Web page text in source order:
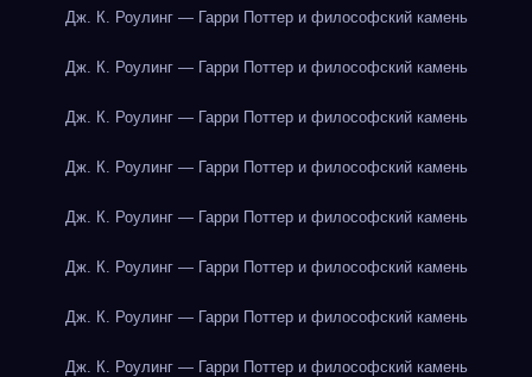
Дж. К. Роулинг — Гарри Поттер и философский камень
Дж. К. Роулинг — Гарри Поттер и философский камень
Дж. К. Роулинг — Гарри Поттер и философский камень
Дж. К. Роулинг — Гарри Поттер и философский камень
Дж. К. Роулинг — Гарри Поттер и философский камень
Дж. К. Роулинг — Гарри Поттер и философский камень
Дж. К. Роулинг — Гарри Поттер и философский камень
Дж. К. Роулинг — Гарри Поттер и философский камень